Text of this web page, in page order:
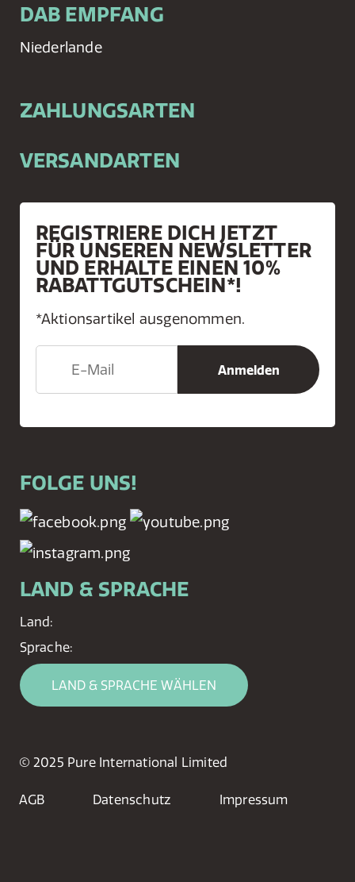
DAB EMPFANG
Niederlande
ZAHLUNGSARTEN
VERSANDARTEN
REGISTRIERE DICH JETZT
FÜR UNSEREN NEWSLETTER
UND ERHALTE EINEN 10%
RABATTGUTSCHEIN*!
*Aktionsartikel ausgenommen.
FOLGE UNS!
LAND & SPRACHE
Land:
Sprache:
LAND & SPRACHE WÄHLEN
© 2025 Pure International Limited
AGB Datenschutz Impressum